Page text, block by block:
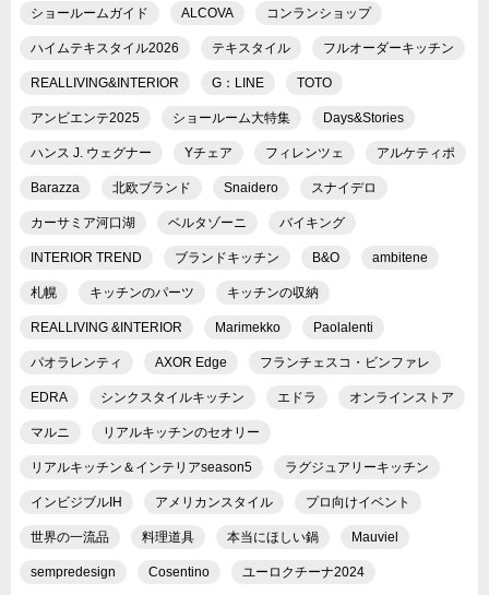
ショールームガイド ALCOVA コンランショップ
ハイムテキスタイル2026 テキスタイル フルオーダーキッチン
REALLIVING&INTERIOR G：LINE TOTO
アンビエンテ2025 ショールーム大特集 Days&Stories
ハンス J. ウェグナー Yチェア フィレンツェ アルケティポ
Barazza 北欧ブランド Snaidero スナイデロ
カーサミア河口湖 ベルタゾーニ バイキング
INTERIOR TREND ブランドキッチン B&O ambitene
札幌 キッチンのパーツ キッチンの収納
REALLIVING &INTERIOR Marimekko Paolalenti
パオラレンティ AXOR Edge フランチェスコ・ビンファレ
EDRA シンクスタイルキッチン エドラ オンラインストア
マルニ リアルキッチンのセオリー
リアルキッチン＆インテリアseason5 ラグジュアリーキッチン
インビジブルIH アメリカンスタイル プロ向けイベント
世界の一流品 料理道具 本当にほしい鍋 Mauviel
sempredesign Cosentino ユーロクチーナ2024